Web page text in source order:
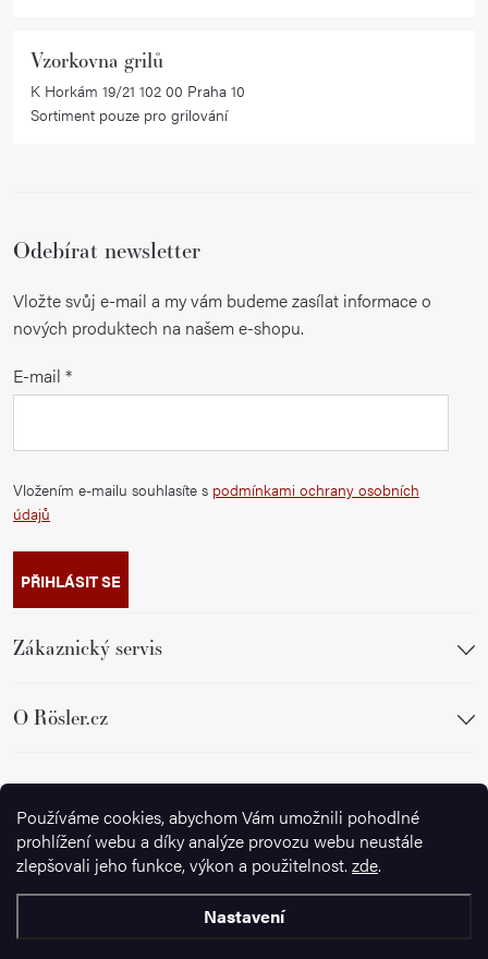
Používáme cookies, abychom Vám umožnili pohodlné
prohlížení webu a díky analýze provozu webu neustále
zlepšovali jeho funkce, výkon a použitelnost. zde.
Nastavení
Vzorkovna grilů
K Horkám 19/21 102 00 Praha 10
Sortiment pouze pro grilování
Odebírat newsletter
Vložte svůj e-mail a my vám budeme zasílat informace o
nových produktech na našem e-shopu.
E-mail
Vložením e-mailu souhlasíte s podmínkami ochrany osobních
údajů
PŘIHLÁSIT SE
Zákaznický servis
O Rösler.cz
Sledujte nás